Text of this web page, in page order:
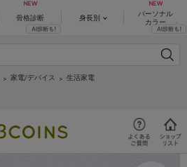
骨格診断 身長別
パーソナル
カラー
家電/デバイス
生活家電